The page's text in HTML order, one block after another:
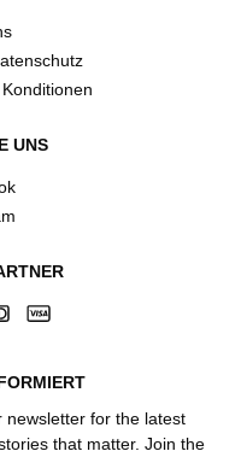
UNS
newsletter for the latest
that matter. Join the